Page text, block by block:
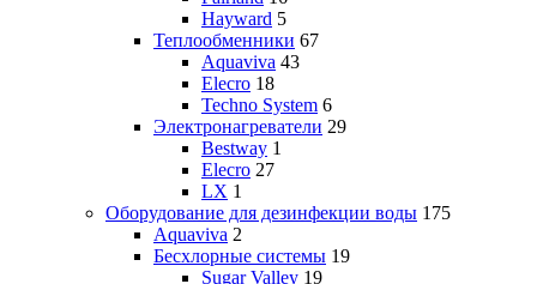
Hayward 5
Теплообменники 67
Aquaviva 43
Elecro 18
Techno System 6
Электронагреватели 29
Bestway 1
Elecro 27
LX 1
Оборудование для дезинфекции воды 175
Aquaviva 2
Бесхлорные системы 19
Sugar Valley 19